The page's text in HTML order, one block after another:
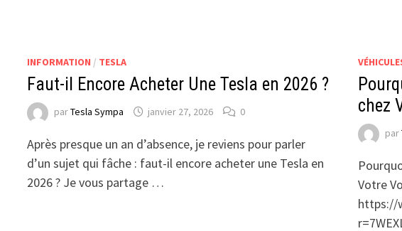
INFORMATION / TESLA
Faut-il Encore Acheter Une Tesla en 2026 ?
parTesla Sympa janvier 27, 2026 0
Après presque un an d’absence, je reviens pour parler
d’un sujet qui fâche : faut-il encore acheter une Tesla en
2026 ? Je vous partage …
chez
par
Votre
https://